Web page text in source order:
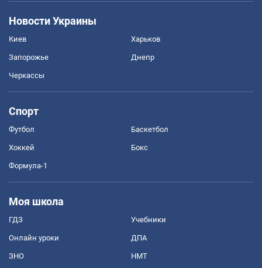
Новости Украины
Киев Харьков
Запорожье Днепр
Черкассы
Спорт
Футбол Баскетбол
Хоккей Бокс
Формула-1
Моя школа
ГДЗ Учебники
Онлайн уроки ДПА
ЗНО НМТ